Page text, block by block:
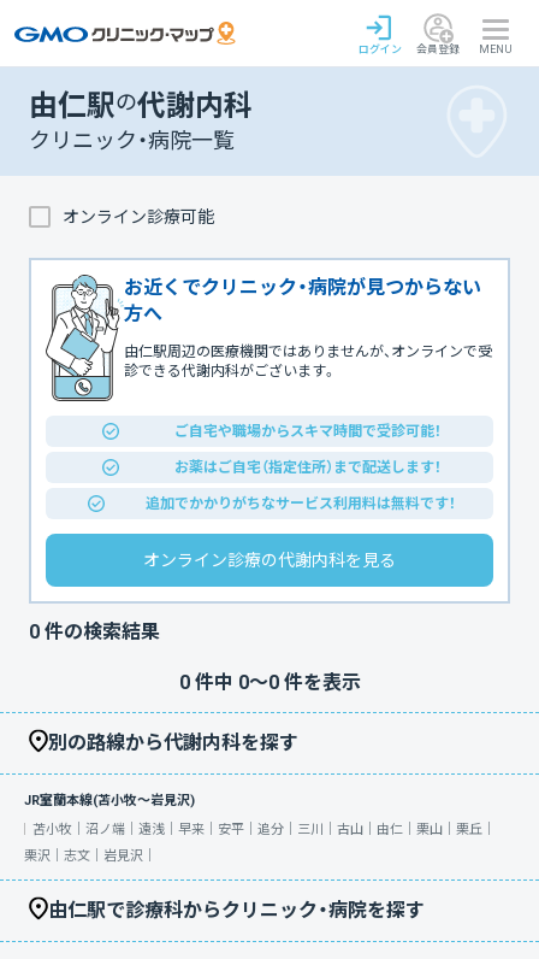
ログイン 会員登録 MENU
由仁駅の代謝内科
クリニック・病院一覧
オンライン診療可能
お近くでクリニック・病院が見つからない
方へ
由仁駅周辺の医療機関ではありませんが、オンラインで受
診できる代謝内科がございます。
ご自宅や職場からスキマ時間で受診可能！
お薬はご自宅（指定住所）まで配送します！
追加でかかりがちなサービス利用料は無料です！
オンライン診療の代謝内科を見る
0 件の検索結果
0件中 0〜0件を表示
別の路線から代謝内科を探す
JR室蘭本線(苫小牧～岩見沢)
苫小牧｜ 沼ノ端｜ 遠浅｜ 早来｜ 安平｜ 追分｜ 三川｜ 古山｜ 由仁｜ 栗山｜ 栗丘｜
栗沢｜ 志文｜ 岩見沢｜
由仁駅で診療科からクリニック・病院を探す